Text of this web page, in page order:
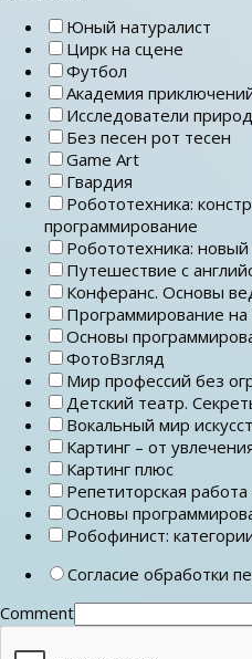
Юный натуралист
Цирк на сцене
Футбол
Академия
Исследователи
Без песен рот тесен
Game Art
Гвардия
Робототехника:
программирование
Робототехника:
Путешествие с
Конферанс. Основы
Программирование на
Основы
ФотоВзгляд
Мир профессий без
Детский театр.
Вокальный мир
Картинг – от
Картинг плюс
Репетиторская
Основы
Робофинист:
Согласие обработки
Comment